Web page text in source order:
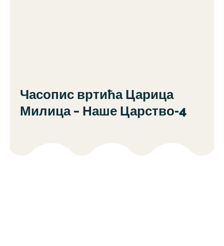
Часопис вртића Царица
Милица – Наше Царство-4